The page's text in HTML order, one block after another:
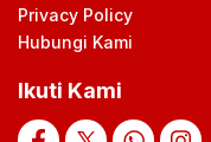
Privacy Policy
Hubungi Kami
Ikuti Kami